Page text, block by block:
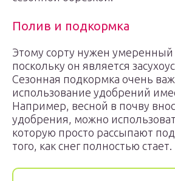
Полив и подкормка
Этому сорту нужен умеренный
поскольку он является
Сезонная подкормка очень
использование удобрений
Например, весной в почву
удобрения, можно
которую просто рассыпают
того, как снег полностью стает.